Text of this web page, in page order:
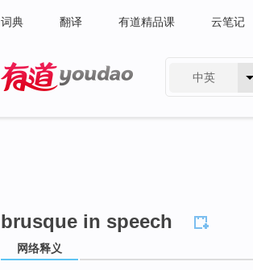
词典 翻译 有道精品课 云笔记
中英
brusque in speech
网络释义